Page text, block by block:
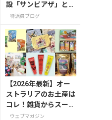
設「サンピアザ」と
「カテプリ」は、
特派員ブログ
【2026年最新】オー
ストラリアのお土産は
コレ！雑貨からスーパ
ーでも買えるグルメま
ウェブマガジン